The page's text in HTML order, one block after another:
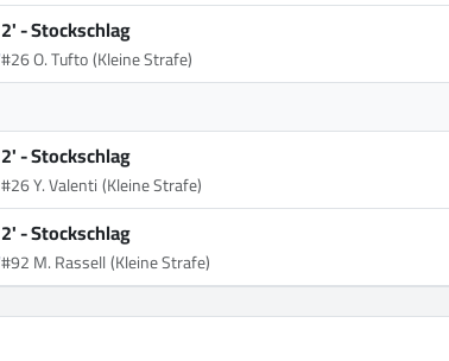
2' -Stockschlag
#26 O. Tufto(Kleine Strafe)
2' -Stockschlag
#26 Y. Valenti(Kleine Strafe)
2' -Stockschlag
#92 M. Rassell(Kleine Strafe)